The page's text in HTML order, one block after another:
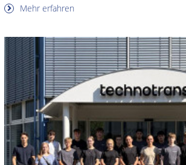
Mehr erfahren